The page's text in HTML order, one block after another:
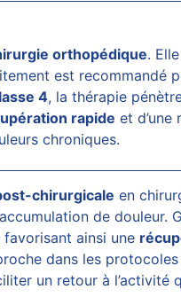
orthopédique.
est recommandé
4, la thérapie
rapide et
chroniques.
chirurgicale en
de douleur.
ainsi une
dans les
un retour à l’activité